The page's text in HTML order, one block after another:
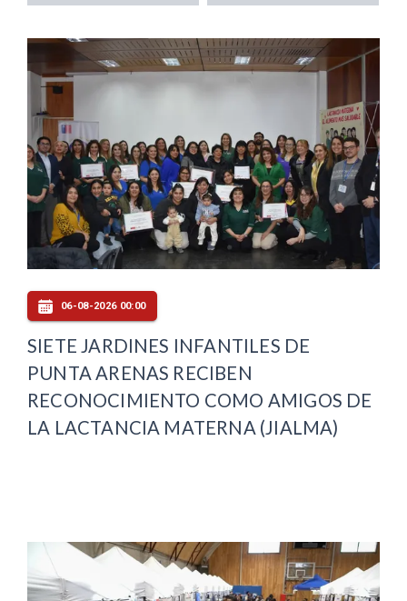
06-08-2026 00:00
SIETE JARDINES INFANTILES DE
PUNTA ARENAS RECIBEN
RECONOCIMIENTO COMO AMIGOS DE
LA LACTANCIA MATERNA (JIALMA)